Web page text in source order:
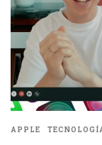
APPLE